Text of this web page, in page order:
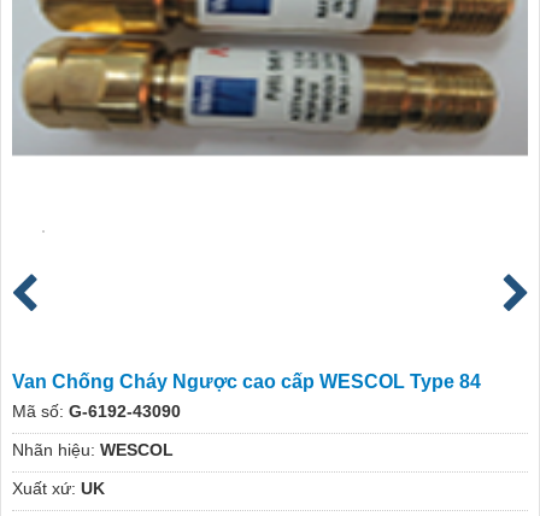
Van Chống Cháy Ngược cao cấp WESCOL Type 84
Mã số: G-6192-43090
Nhãn hiệu: WESCOL
Xuất xứ: UK